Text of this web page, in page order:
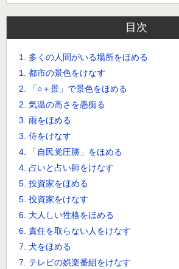
目次
1. 多くの人間がいる場所をほめる
1. 都市の景色をけなす
2. 「○＋景」で景色をほめる
2. 気温の高さを愚痴る
3. 雨をほめる
3. 侍をけなす
4. 「自民党圧勝」をほめる
4. 占いと占い師をけなす
5. 投資家をほめる
5. 投資家をけなす
6. 大人しい性格をほめる
6. 責任を取らない人をけなす
7. 犬をほめる
7. テレビの娯楽番組をけなす